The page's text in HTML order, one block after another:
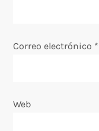
r
Correo electrónico *
Web